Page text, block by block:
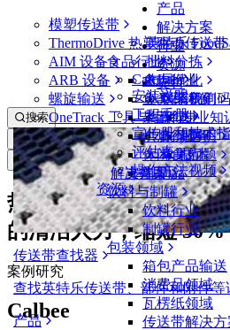
产品
模塑传送带
ThermoDrive 热塑驱动传送带
AIM 设备
ARB 设备
螺旋输送
OneTrack 工具与组件
传送带查找器
查找英特乐传送带、部件和附件等
产品
解决方案
英特乐
批料分拣
布局优化
从包装机到
专业知
服务
技术
解决方案
行业
食品行业
禽肉行业
鱼类和海鲜
果蔬行业
烘焙行业
休闲食品
乳制品
饮料与制罐
饮料行业
制罐行业
包装领域
箱包产品输送
消费品领域
瓦楞纸领域
传送带解决方
资源
CalcLab
安装说明
工程手册
宣传册和技术
评估表
操作方法视频
资源
支持
联系我们
保证
政策声明
常见问题
支持
搜索
打开菜单
新闻&媒体
热塑驱动技术帮助零食
的清洁人力，缩短 50%
案例研究
Calbee